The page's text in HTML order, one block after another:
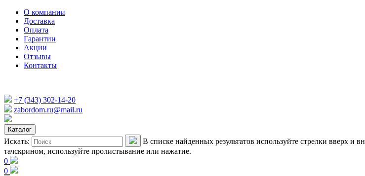
О компании
Доставка
Оплата
Гарантии
Акции
Отзывы
Контакты
+7 (343) 302-14-20
zabordom.ru@mail.ru
Каталог
Искать:
В списке найденных результатов используйте стрелки вверх и
тачскрином, используйте пролистывание или нажатие.
0
0